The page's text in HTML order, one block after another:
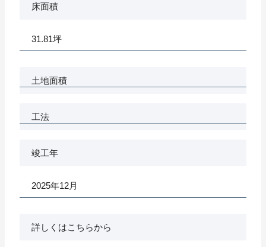
床面積
31.81坪
土地面積
工法
竣工年
2025年12月
詳しくはこちらから